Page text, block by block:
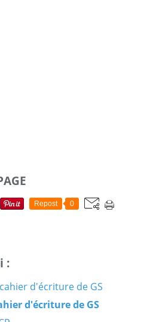
Repost 0
:
d'écriture de GS